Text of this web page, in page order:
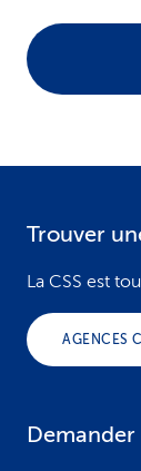
Trouver
La CSS est
AGENCES
Demander